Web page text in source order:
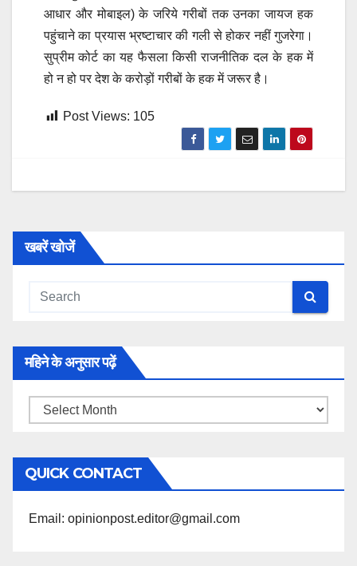
आधार और मोबाइल) के जरिये गरीबों तक उनका जायज हक
पहुंचाने का प्रयास भ्रष्टाचार की गली से होकर नहीं गुजरेगा।
सुप्रीम कोर्ट का यह फैसला किसी राजनीतिक दल के हक में
हो न हो पर देश के करोड़ों गरीबों के हक में जरूर है।
Post Views: 105
खबरें खोजें
महिने के अनुसार पढ़ें
महिने
अनुसार
पढ़ें
QUICK CONTACT
Email: opinionpost.editor@gmail.com